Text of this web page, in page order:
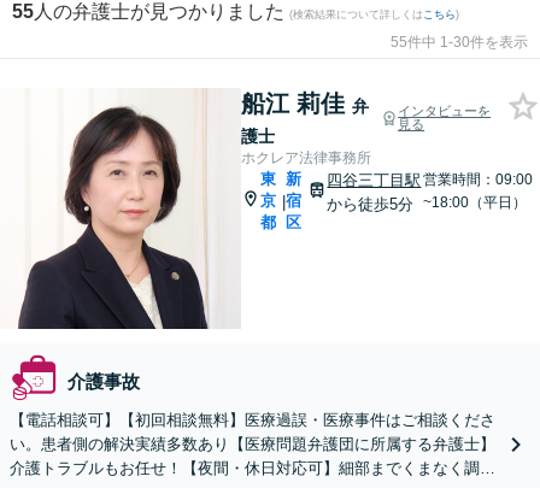
55 人の弁護士が見つかりました (検索結果について詳しくは こちら)
55件中 1-30件を表示
船江 莉佳 弁
護士
インタビューを
見る
ホクレア法律事務所
東
京
都
|
新
宿
区
四谷三丁目駅
から徒歩5分
営業時間：09:00
~18:00（平日）
介護事故
【電話相談可】【初回相談無料】医療過誤・医療事件はご相談くださ
い。患者側の解決実績多数あり【医療問題弁護団に所属する弁護士】
介護トラブルもお任せ！【夜間・休日対応可】細部までくまなく調査